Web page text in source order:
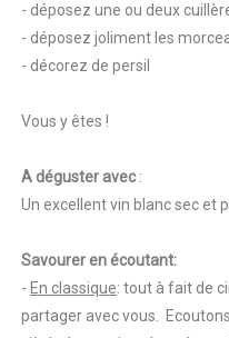
- déposez une ou deux
- déposez joliment les
- décorez de persil
Vous y êtes !
A déguster avec:
Un excellent vin blanc sec et
Savourer en écoutant:
- En classique: tout à fait de
partager avec vous.